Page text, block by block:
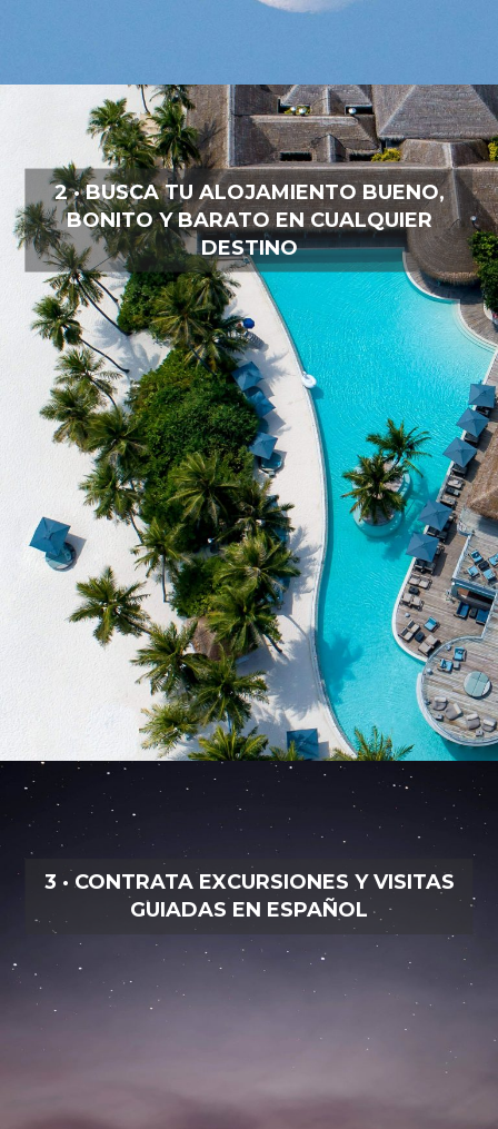
2 · BUSCA TU ALOJAMIENTO BUENO,
BONITO Y BARATO EN CUALQUIER
DESTINO
3 · CONTRATA EXCURSIONES Y VISITAS
GUIADAS EN ESPAÑOL